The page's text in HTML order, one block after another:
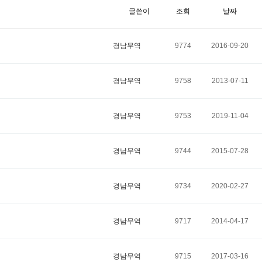
글쓴이 조회 날짜
경남무역 9774 2016-09-20
경남무역 9758 2013-07-11
경남무역 9753 2019-11-04
경남무역 9744 2015-07-28
경남무역 9734 2020-02-27
경남무역 9717 2014-04-17
경남무역 9715 2017-03-16